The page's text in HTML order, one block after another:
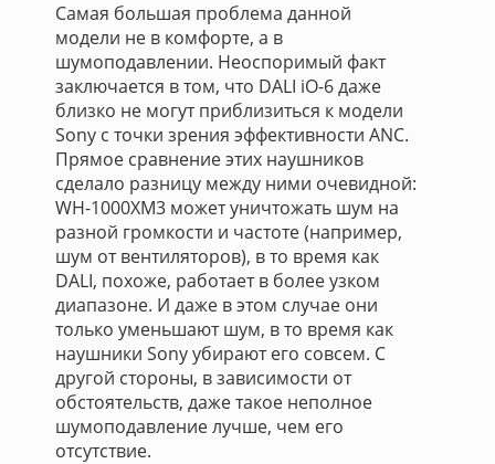
Самая большая проблема данной
модели не в комфорте, а в
шумоподавлении. Неоспоримый факт
заключается в том, что DALI iO-6 даже
близко не могут приблизиться к модели
Sony с точки зрения эффективности ANC.
Прямое сравнение этих наушников
сделало разницу между ними очевидной:
WH-1000XM3 может уничтожать шум на
разной громкости и частоте (например,
шум от вентиляторов), в то время как
DALI, похоже, работает в более узком
диапазоне. И даже в этом случае они
только уменьшают шум, в то время как
наушники Sony убирают его совсем. С
другой стороны, в зависимости от
обстоятельств, даже такое неполное
шумоподавление лучше, чем его
отсутствие.